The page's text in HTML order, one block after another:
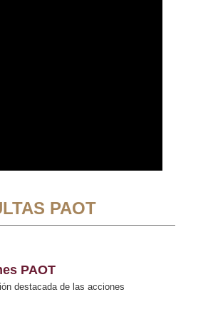
PAOT
PAOT
destacada de las acciones